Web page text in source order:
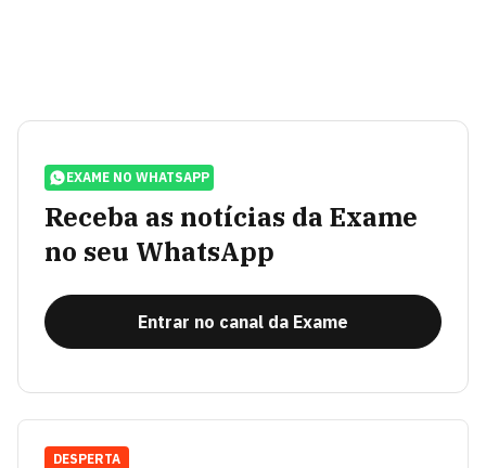
EXAME NO WHATSAPP
Receba as notícias da Exame
no seu WhatsApp
Entrar no canal da Exame
DESPERTA